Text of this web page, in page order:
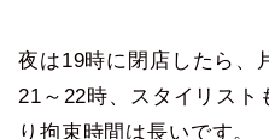
夜は19時に閉店したら、
21～22時、スタイリスト
り拘束時間は長いです。